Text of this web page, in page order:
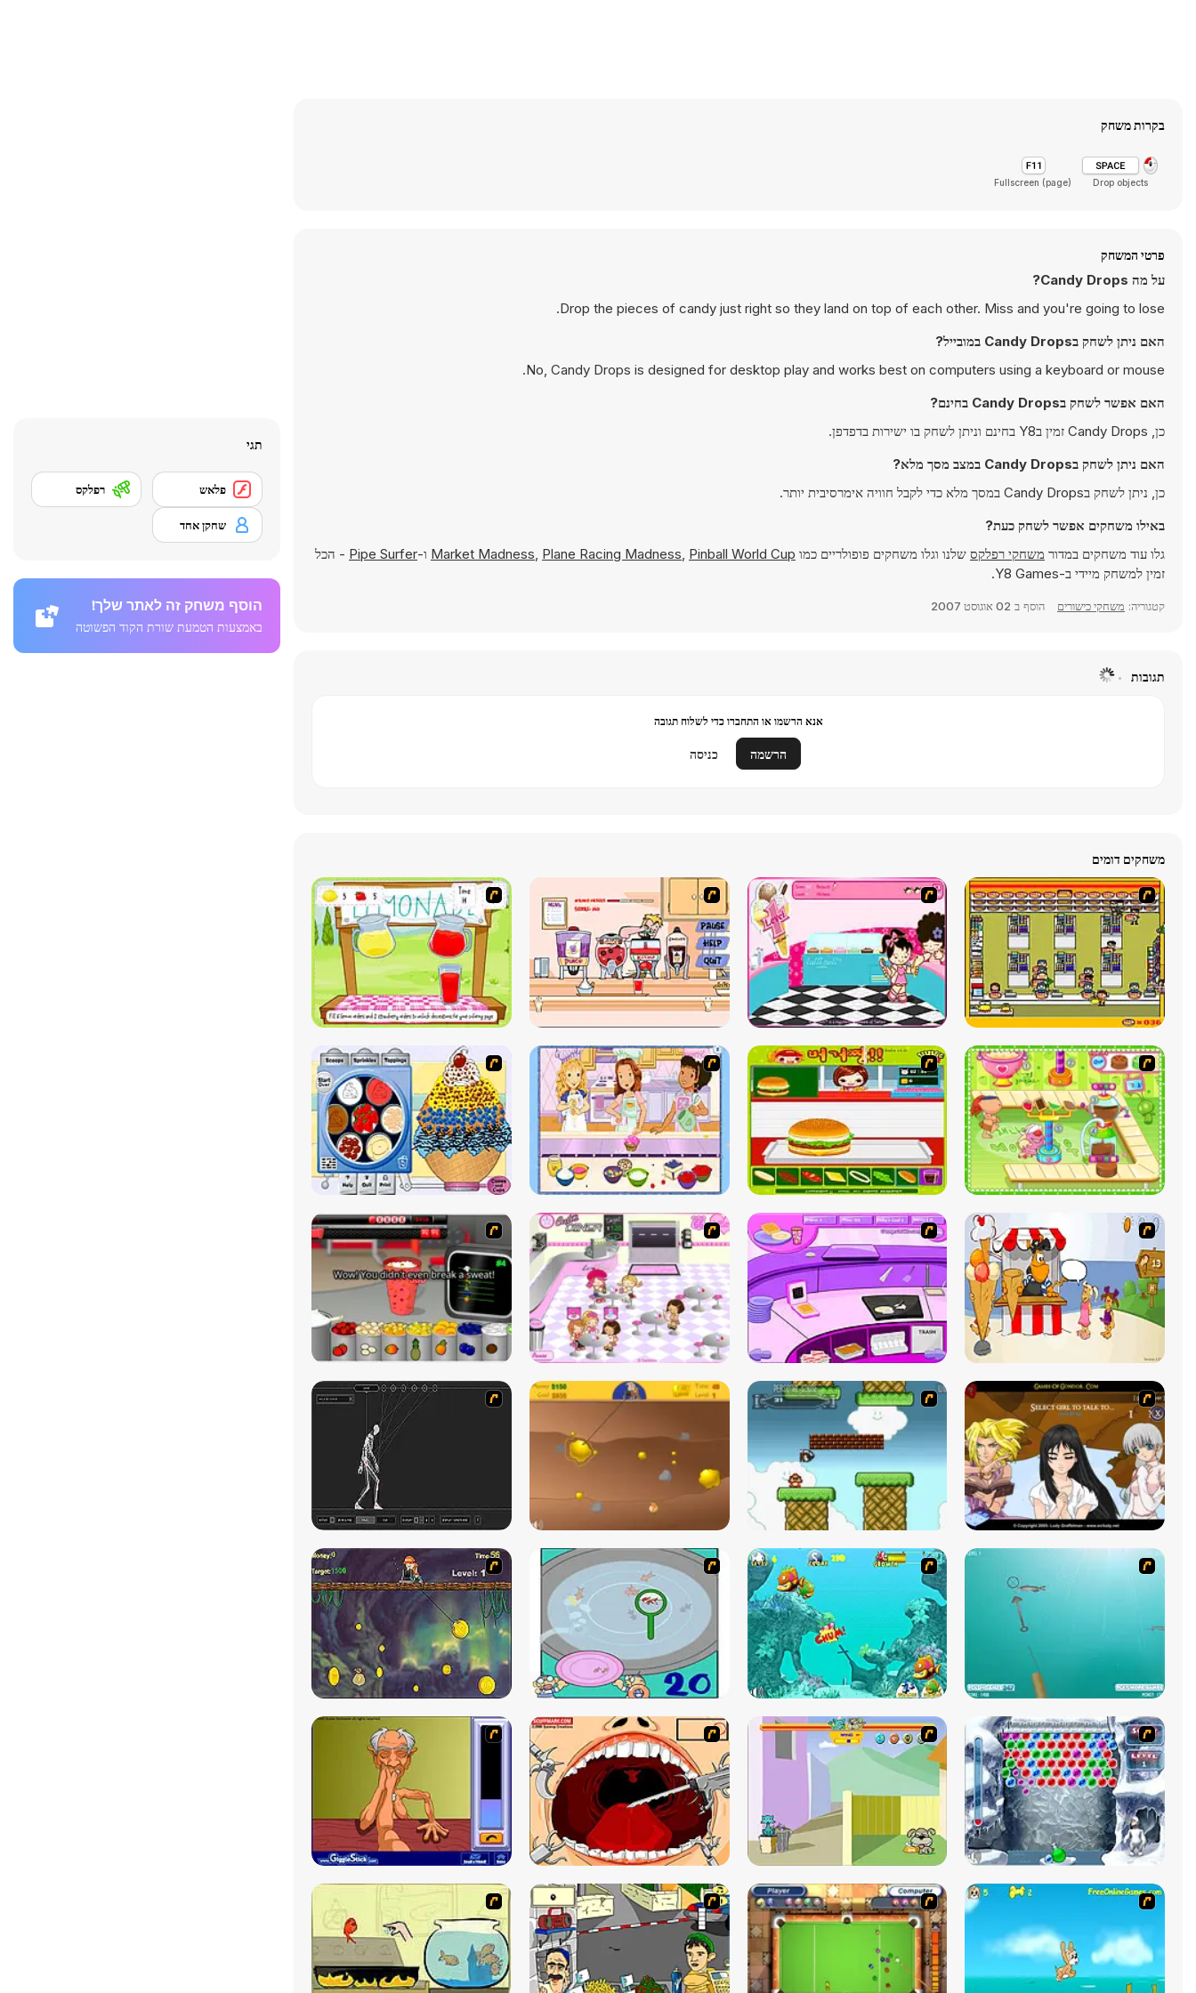
בקרות משחק
Drop objects
Fullscreen (page)
פרטי המשחק
על מה Candy Drops?
Drop the pieces of candy just right so they land on top of each other. Miss and you're going to lose.
האם ניתן לשחק בCandy Drops במובייל?
No, Candy Drops is designed for desktop play and works best on computers using a keyboard or mouse.
האם אפשר לשחק בCandy Drops בחינם?
כן, Candy Drops זמין בY8 בחינם וניתן לשחק בו ישירות בדפדפן.
האם ניתן לשחק בCandy Drops במצב מסך מלא?
כן, ניתן לשחק בCandy Drops במסך מלא כדי לקבל חוויה אימרסיבית יותר.
באילו משחקים אפשר לשחק כעת?
גלו עוד משחקים במדור משחקי רפלקס שלנו וגלו משחקים פופולריים כמו Market Madness, Plane Racing Madness, Pinball World Cup ו-Pipe Surfer - הכל
זמין למשחק מיידי ב-Y8 Games.
קטגוריה: משחקי כישורים הוסף ב 02 אוגוסט 2007
תגובות
אנא הרשמו או התחברו כדי לשלוח תגובה
הרשמה כניסה
משחקים דומים
תגי
פלאש רפלקס
שחקן אחד
הוסף משחק זה לאתר שלך!
באמצעות הטמעת שורת הקוד הפשוטה